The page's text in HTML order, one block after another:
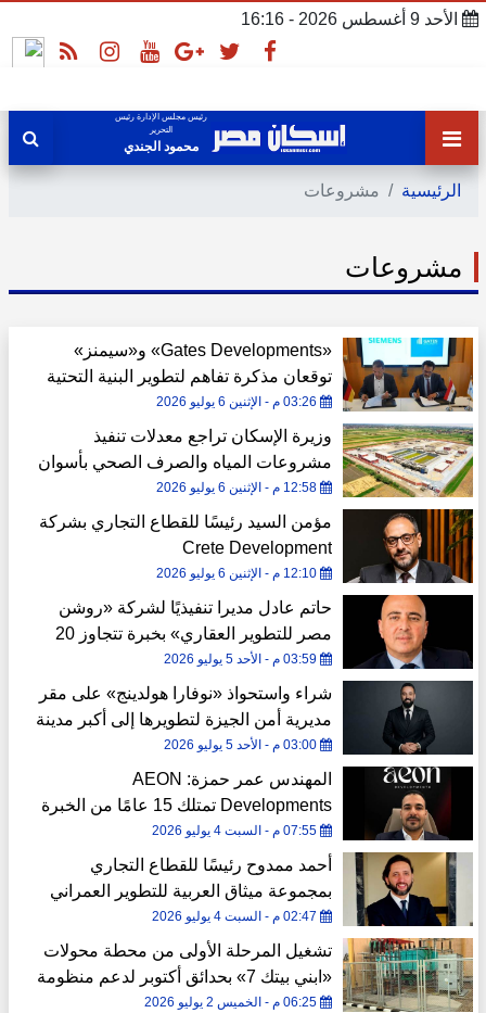
الأحد 9 أغسطس 2026 - 16:16
رئيس مجلس الإدارة رئيس
التحرير
محمود الجندي
الرئيسية مشروعات
مشروعات
«Gates Developments» و«سيمنز»
توقعان مذكرة تفاهم لتطوير البنية التحتية
الذكية والحلول الكهربائية بمشروعات
الشركة
03:26 م - الإثنين 6 يوليو 2026
وزيرة الإسكان تراجع معدلات تنفيذ
مشروعات المياه والصرف الصحي بأسوان
وبني سويف وسوهاج
12:58 م - الإثنين 6 يوليو 2026
مؤمن السيد رئيسًا للقطاع التجاري بشركة
Crete Development
12:10 م - الإثنين 6 يوليو 2026
حاتم عادل مديرا تنفيذيًا لشركة «روشن
مصر للتطوير العقاري» بخبرة تتجاوز 20
عامًا بالسوق المصري
03:59 م - الأحد 5 يوليو 2026
شراء واستحواذ «نوفارا هولدينج» على مقر
مديرية أمن الجيزة لتطويرها إلى أكبر مدينة
فندقية
03:00 م - الأحد 5 يوليو 2026
المهندس عمر حمزة: AEON
Developments تمتلك 15 عامًا من الخبرة
جاهزًا للاستلام الفوري
07:55 م - السبت 4 يوليو 2026
أحمد ممدوح رئيسًا للقطاع التجاري
بمجموعة ميثاق العربية للتطوير العمراني
02:47 م - السبت 4 يوليو 2026
تشغيل المرحلة الأولى من محطة محولات
«ابني بيتك 7» بحدائق أكتوبر لدعم منظومة
الكهرباء
06:25 م - الخميس 2 يوليو 2026